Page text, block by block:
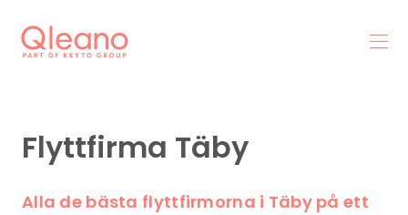
Flyttfirma Täby
Alla de bästa flyttfirmorna i Täby på ett